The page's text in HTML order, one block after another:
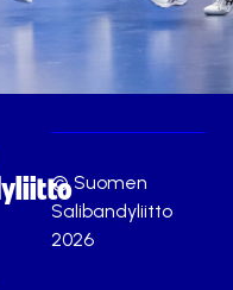
© Suomen
Salibandyliitto
2026